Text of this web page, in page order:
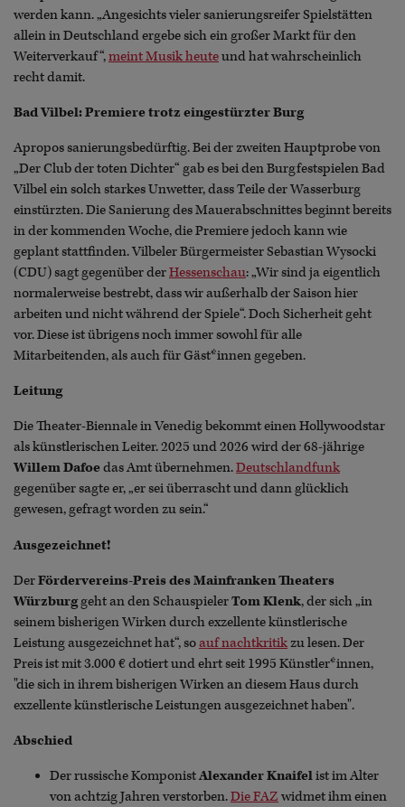
werden kann. „Angesichts vieler sanierungsreifer Spielstätten
allein in Deutschland ergebe sich ein großer Markt für den
Weiterverkauf“,meint Musik heuteund hat wahrscheinlich
recht damit.
Bad Vilbel: Premiere trotz eingestürzter Burg
Apropos sanierungsbedürftig. Bei der zweiten Hauptprobe von
„Der Club der toten Dichter“ gab es bei den Burgfestspielen Bad
Vilbel ein solch starkes Unwetter, dass Teile der Wasserburg
einstürzten. Die Sanierung des Mauerabschnittes beginnt bereits
in der kommenden Woche, die Premiere jedoch kann wie
geplant stattfinden. Vilbeler Bürgermeister Sebastian Wysocki
(CDU) sagt gegenüber derHessenschau: „Wir sind ja eigentlich
normalerweise bestrebt, dass wir außerhalb der Saison hier
arbeiten und nicht während der Spiele“. Doch Sicherheit geht
vor. Diese ist übrigens noch immer sowohl für alle
Mitarbeitenden, als auch für Gäst*innen gegeben.
Leitung
Die Theater-Biennale in Venedig bekommt einen Hollywoodstar
als künstlerischen Leiter. 2025 und 2026 wird der 68-jährige
Willem Dafoedas Amt übernehmen.Deutschlandfunk
gegenüber sagte er, „er sei überrascht und dann glücklich
gewesen, gefragt worden zu sein.“
Ausgezeichnet!
DerFördervereins-Preis des Mainfranken Theaters
Würzburggeht an den SchauspielerTom Klenk, der sich „in
seinem bisherigen Wirken durch exzellente künstlerische
Leistung ausgezeichnet hat“, soauf nachtkritikzu lesen. Der
Preis ist mit 3.000 € dotiert und ehrt seit 1995 Künstler*innen,
"die sich in ihrem bisherigen Wirken an diesem Haus durch
exzellente künstlerische Leistungen ausgezeichnet haben".
Abschied
Der russische KomponistAlexander Knaifelist im Alter
von achtzig Jahren verstorben.Die FAZ widmet ihm einen